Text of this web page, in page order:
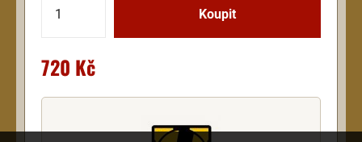
720 Kč